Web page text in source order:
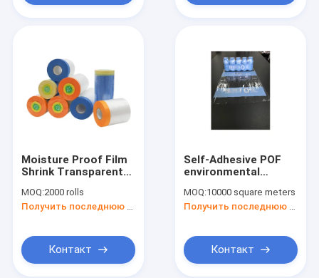
Moisture Proof Film
Shrink Transparent
Tarpaulin Paper Paint
Sliver
MOQ:2000 rolls
Контакт
Self-Adhesive POF
environmental
shrink film packaging
materials
MOQ:10000 square meters
Контакт